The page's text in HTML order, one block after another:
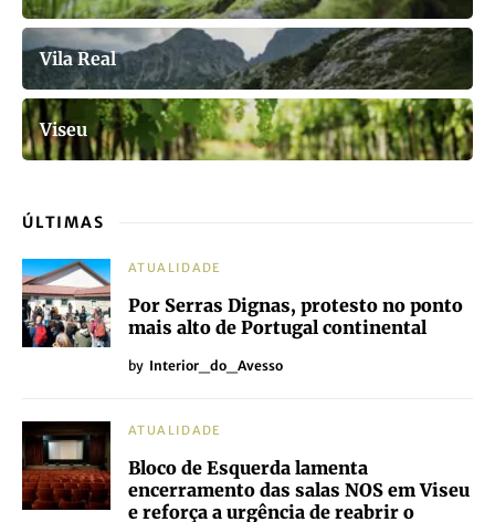
Vila Real
Viseu
ÚLTIMAS
ATUALIDADE
Por Serras Dignas, protesto no ponto
mais alto de Portugal continental
by Interior_do_Avesso
ATUALIDADE
Bloco de Esquerda lamenta
encerramento das salas NOS em Viseu
e reforça a urgência de reabrir o